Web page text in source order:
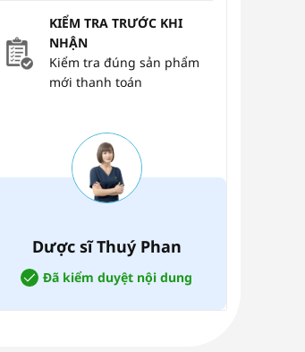
KIỂM TRA TRƯỚC KHI
NHẬN
Kiểm tra đúng sản phẩm
mới thanh toán
Dược sĩ Thuý Phan
Đã kiểm duyệt nội dung